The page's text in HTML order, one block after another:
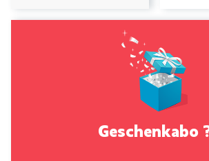
Geschenkabo